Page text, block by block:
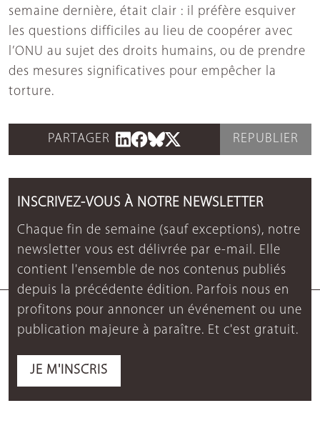
semaine dernière, était clair : il préfère esquiver
les questions difficiles au lieu de coopérer avec
l’ONU au sujet des droits humains, ou de prendre
des mesures significatives pour empêcher la
torture.
PARTAGER REPUBLIER
INSCRIVEZ-VOUS À NOTRE NEWSLETTER
Chaque fin de semaine (sauf exceptions), notre
newsletter vous est délivrée par e-mail. Elle
contient l'ensemble de nos contenus publiés
depuis la précédente édition. Parfois nous en
profitons pour annoncer un événement ou une
publication majeure à paraître. Et c'est gratuit.
JE M'INSCRIS